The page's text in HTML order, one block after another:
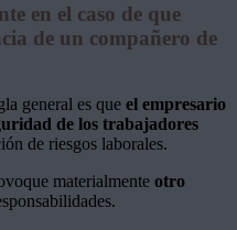
en el caso de que
de un compañero de
general es que el empresario
de los trabajadores
de riesgos laborales.
materialmente otro